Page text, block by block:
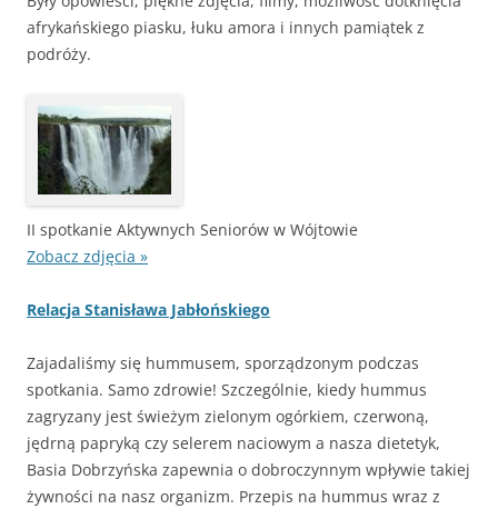
afrykańskiego piasku, łuku amora i innych pamiątek z
podróży.
II spotkanie Aktywnych Seniorów w Wójtowie
Zobacz zdjęcia »
Relacja Stanisława Jabłońskiego
Zajadaliśmy się hummusem, sporządzonym podczas
spotkania. Samo zdrowie! Szczególnie, kiedy hummus
zagryzany jest świeżym zielonym ogórkiem, czerwoną,
jędrną papryką czy selerem naciowym a nasza dietetyk,
Basia Dobrzyńska zapewnia o dobroczynnym wpływie takiej
żywności na nasz organizm. Przepis na hummus wraz z